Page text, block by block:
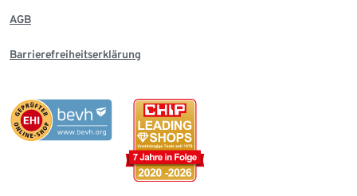
AGB
Barrierefreiheitserklärung